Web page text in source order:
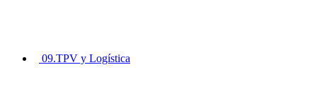
09.TPV y Logística